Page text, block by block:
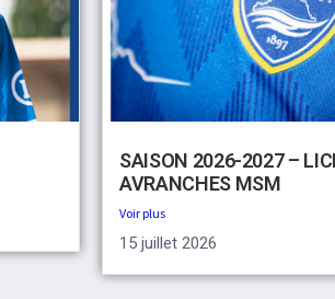
SAISON 2026-2027 –
AVRANCHES MSM
Voir plus
15 juillet 2026